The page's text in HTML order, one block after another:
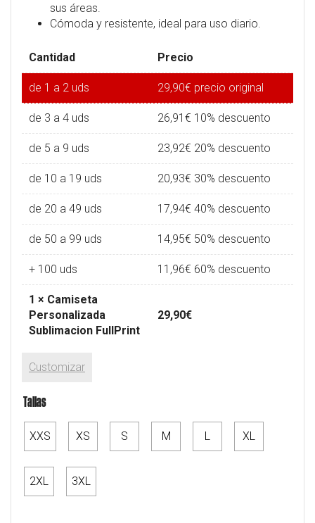
sus áreas.
Cómoda y resistente, ideal para uso diario.
Cantidad Precio
de 1 a 2 uds 29,90€ precio original
de 3 a 4 uds 26,91 € 10% descuento
de 5 a 9 uds 23,92€ 20% descuento
de 10 a 19 uds 20,93€ 30% descuento
de 20 a 49 uds 17,94€ 40% descuento
de 50 a 99 uds 14,95€ 50% descuento
+ 100 uds 11,96€ 60% descuento
1 × Camiseta
Personalizada
Sublimacion FullPrint
29,90€
Customizar
Tallas
XXS XS S M L XL
2XL 3XL